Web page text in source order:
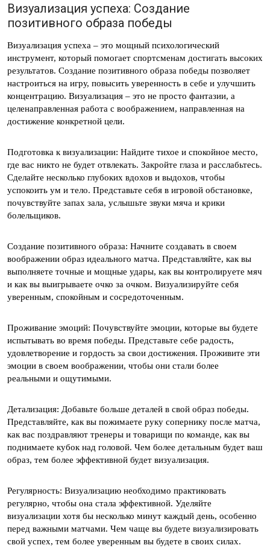
Визуализация успеха: Создание
позитивного образа победы
Визуализация успеха – это мощный психологический
инструмент, который помогает спортсменам достигать высоких
результатов. Создание позитивного образа победы позволяет
настроиться на игру, повысить уверенность в себе и улучшить
концентрацию. Визуализация – это не просто фантазии, а
целенаправленная работа с воображением, направленная на
достижение конкретной цели.
Подготовка к визуализации: Найдите тихое и спокойное место,
где вас никто не будет отвлекать. Закройте глаза и расслабьтесь.
Сделайте несколько глубоких вдохов и выдохов, чтобы
успокоить ум и тело. Представьте себя в игровой обстановке,
почувствуйте запах зала, услышьте звуки мяча и крики
болельщиков.
Создание позитивного образа: Начните создавать в своем
воображении образ идеального матча. Представляйте, как вы
выполняете точные и мощные удары, как вы контролируете мяч
и как вы выигрываете очко за очком. Визуализируйте себя
уверенным, спокойным и сосредоточенным.
Проживание эмоций: Почувствуйте эмоции, которые вы будете
испытывать во время победы. Представьте себе радость,
удовлетворение и гордость за свои достижения. Проживите эти
эмоции в своем воображении, чтобы они стали более
реальными и ощутимыми.
Детализация: Добавьте больше деталей в свой образ победы.
Представляйте, как вы пожимаете руку сопернику после матча,
как вас поздравляют тренеры и товарищи по команде, как вы
поднимаете кубок над головой. Чем более детальным будет ваш
образ, тем более эффективной будет визуализация.
Регулярность: Визуализацию необходимо практиковать
регулярно, чтобы она стала эффективной. Уделяйте
визуализации хотя бы несколько минут каждый день, особенно
перед важными матчами. Чем чаще вы будете визуализировать
свой успех, тем более уверенным вы будете в своих силах.